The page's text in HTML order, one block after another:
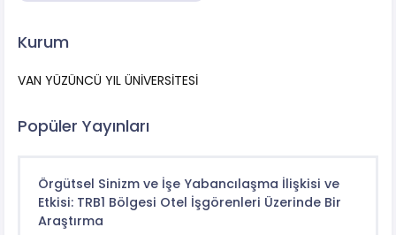
Kurum
VAN YÜZÜNCÜ YIL ÜNİVERSİTESİ
Popüler Yayınları
Örgütsel Sinizm ve İşe Yabancılaşma İlişkisi ve
Etkisi: TRB1 Bölgesi Otel İşgörenleri Üzerinde Bir
Araştırma